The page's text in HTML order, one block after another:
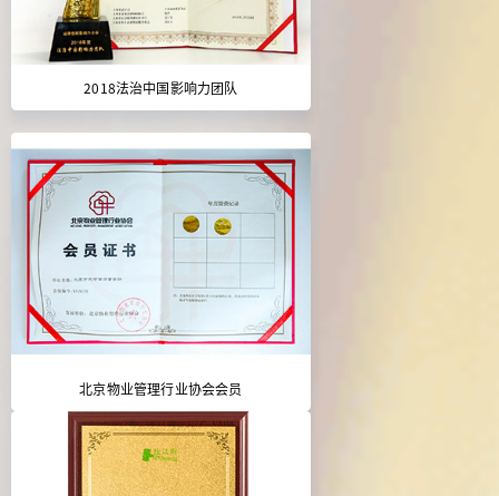
2018法治中国影响力团队
北京物业管理行业协会会员